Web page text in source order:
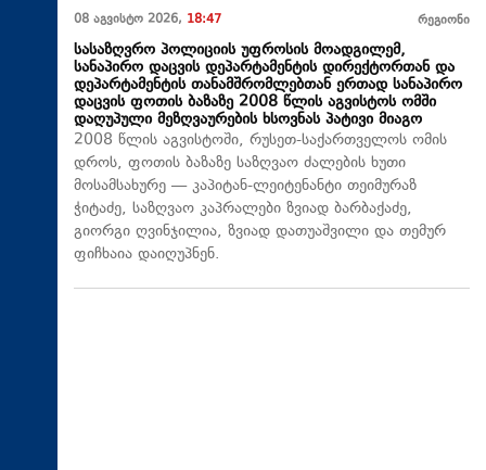
08 აგვისტო 2026, 18:47 რეგიონი
სასაზღვრო პოლიციის უფროსის მოადგილემ,
სანაპირო დაცვის დეპარტამენტის დირექტორთან და
დეპარტამენტის თანამშრომლებთან ერთად სანაპირო
დაცვის ფოთის ბაზაზე 2008 წლის აგვისტოს ომში
დაღუპული მეზღვაურების ხსოვნას პატივი მიაგო
2008 წლის აგვისტოში, რუსეთ-საქართველოს ომის
დროს, ფოთის ბაზაზე საზღვაო ძალების ხუთი
მოსამსახურე — კაპიტან-ლეიტენანტი თეიმურაზ
ჭიტაძე, საზღვაო კაპრალები ზვიად ბარბაქაძე,
გიორგი ღვინჯილია, ზვიად დათუაშვილი და თემურ
ფიჩხაია დაიღუპნენ.